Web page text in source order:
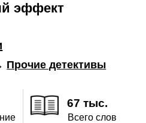
эффект
Прочие детективы
67 тыс.
Всего слов